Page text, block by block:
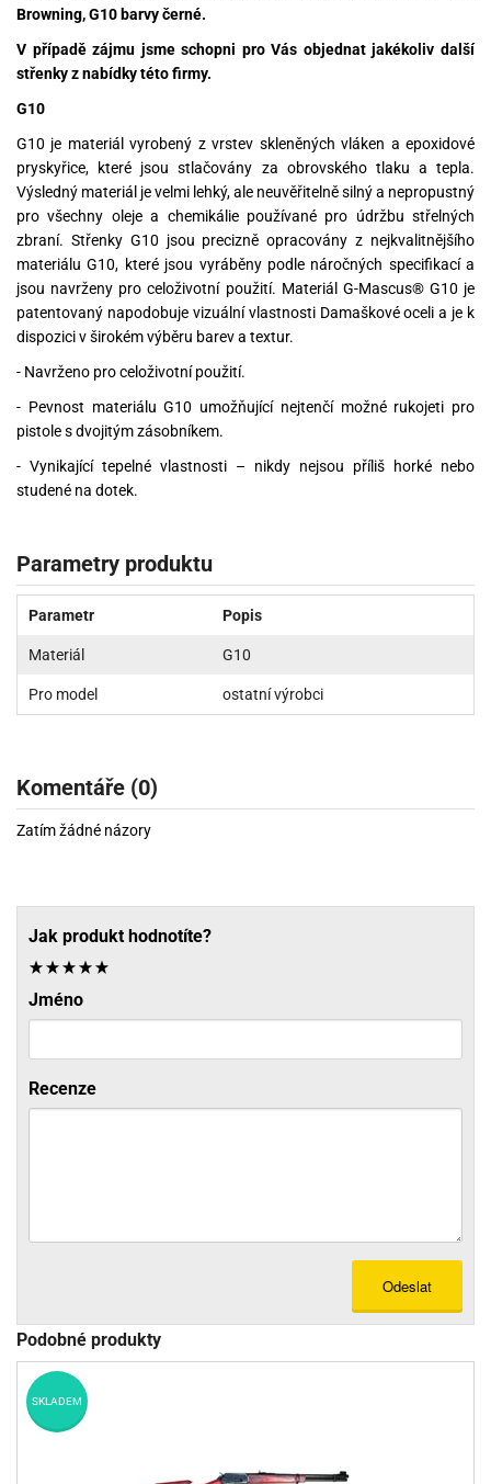
Browning, G10 barvy černé.
V případě zájmu jsme schopni pro Vás objednat jakékoliv další
střenky z nabídky této firmy.
G10
G10 je materiál vyrobený z vrstev skleněných vláken a epoxidové
pryskyřice, které jsou stlačovány za obrovského tlaku a tepla.
Výsledný materiál je velmi lehký, ale neuvěřitelně silný a nepropustný
pro všechny oleje a chemikálie používané pro údržbu střelných
zbraní. Střenky G10 jsou precizně opracovány z nejkvalitnějšího
materiálu G10, které jsou vyráběny podle náročných specifikací a
jsou navrženy pro celoživotní použití. Materiál G-Mascus® G10 je
patentovaný napodobuje vizuální vlastnosti Damaškové oceli a je k
dispozici v širokém výběru barev a textur.
- Navrženo pro celoživotní použití.
- Pevnost materiálu G10 umožňující nejtenčí možné rukojeti pro
pistole s dvojitým zásobníkem.
- Vynikající tepelné vlastnosti – nikdy nejsou příliš horké nebo
studené na dotek.
Parametry produktu
Parametr Popis
Materiál G10
Pro model ostatní výrobci
Komentáře (0)
Zatím žádné názory
Jak produkt hodnotíte?
Jméno
Recenze
Odeslat
Podobné produkty
SKLADEM